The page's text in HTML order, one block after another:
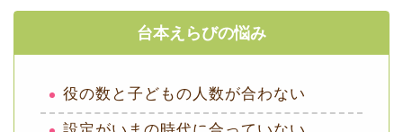
台本えらびの悩み
役の数と子どもの人数が合わない